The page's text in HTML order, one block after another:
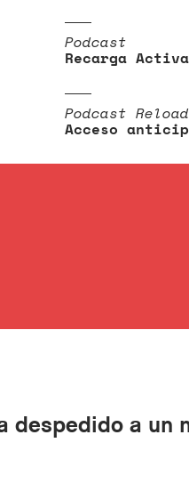
Podcast
Recarga Activa
Podcast Reload
Acceso
despedido a un